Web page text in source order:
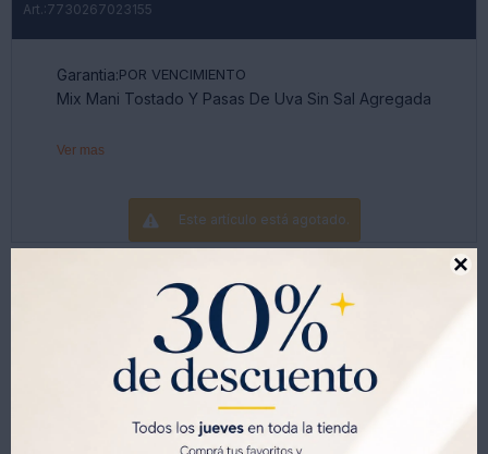

7730267023155
Garantia:POR VENCIMIENTO
Mix Mani Tostado Y Pasas De Uva Sin Sal Agregada
Ver mas
Este artículo está agotado.
Productos que te pueden interesar